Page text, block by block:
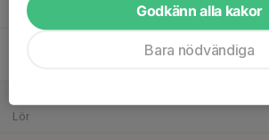
Tor
Lör
Godkänn alla kakor
Bara nödvändiga